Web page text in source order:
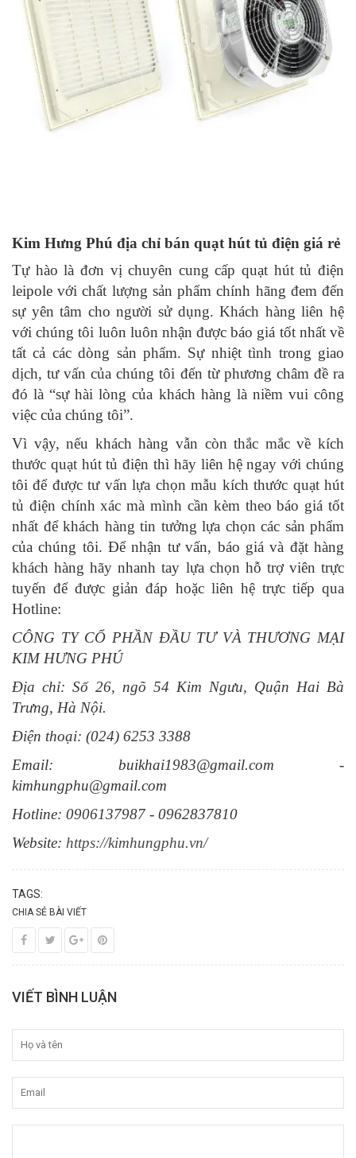
Kim Hưng Phú địa chỉ bán quạt hút tủ điện giá rẻ
Tự hào là đơn vị chuyên cung cấp quạt hút tủ điện
leipole với chất lượng sản phẩm chính hãng đem đến
sự yên tâm cho người sử dụng. Khách hàng liên hệ
với chúng tôi luôn luôn nhận được báo giá tốt nhất về
tất cả các dòng sản phẩm. Sự nhiệt tình trong giao
dịch, tư vấn của chúng tôi đến từ phương châm đề ra
đó là “sự hài lòng của khách hàng là niềm vui công
việc của chúng tôi”.
Vì vậy, nếu khách hàng vẫn còn thắc mắc về kích
thước quạt hút tủ điện thì hãy liên hệ ngay với chúng
tôi để được tư vấn lựa chọn mẫu kích thước quạt hút
tủ điện chính xác mà mình cần kèm theo báo giá tốt
nhất để khách hàng tin tưởng lựa chọn các sản phẩm
của chúng tôi. Để nhận tư vấn, báo giá và đặt hàng
khách hàng hãy nhanh tay lựa chọn hỗ trợ viên trực
tuyến để được giản đáp hoặc liên hệ trực tiếp qua
Hotline:
CÔNG TY CỔ PHẦN ĐẦU TƯ VÀ THƯƠNG MẠI
KIM HƯNG PHÚ
Địa chỉ: Số 26, ngõ 54 Kim Ngưu, Quận Hai Bà
Trưng, Hà Nội.
Điện thoại: (024) 6253 3388
Email: buikhai1983@gmail.com -
kimhungphu@gmail.com
Hotline: 0906137987 - 0962837810
Website: https://kimhungphu.vn/
TAGS:
CHIA SẺ BÀI VIẾT
VIẾT BÌNH LUẬN